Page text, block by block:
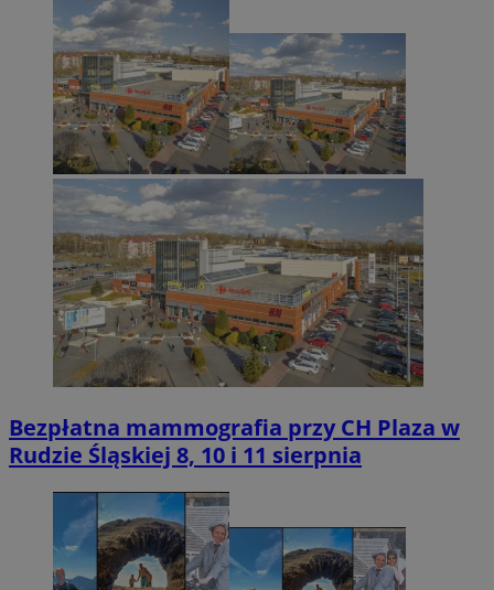
Bezpłatna mammografia przy CH Plaza w
Rudzie Śląskiej 8, 10 i 11 sierpnia